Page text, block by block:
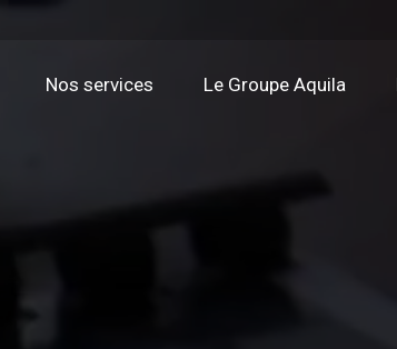
Nos services Le Groupe Aquila